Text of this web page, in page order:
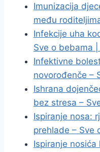
Imunizacija
među
Infekcije uha
Sve o bebama
Infektivne
novorođenče –
Ishrana
bez stresa –
Ispiranje nosa:
prehlade – Sve
Ispiranje